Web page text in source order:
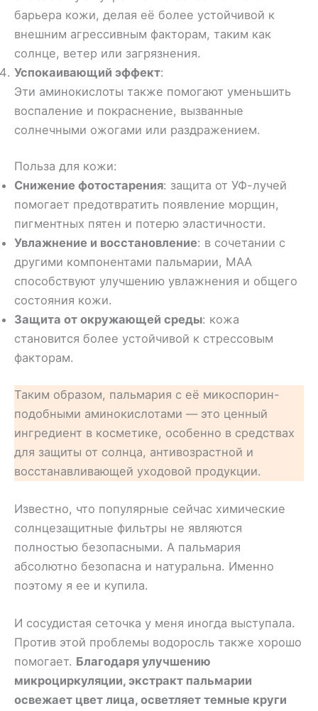
барьера кожи, делая её более устойчивой к
внешним агрессивным факторам, таким как
солнце, ветер или загрязнения.
Успокаивающий эффект:
Эти аминокислоты также помогают уменьшить
воспаление и покраснение, вызванные
солнечными ожогами или раздражением.
Польза для кожи:
Снижение фотостарения: защита от УФ-лучей
помогает предотвратить появление морщин,
пигментных пятен и потерю эластичности.
Увлажнение и восстановление: в сочетании с
другими компонентами пальмарии, МАА
способствуют улучшению увлажнения и общего
состояния кожи.
Защита от окружающей среды: кожа
становится более устойчивой к стрессовым
факторам.
Таким образом, пальмария с её микоспорин-
подобными аминокислотами — это ценный
ингредиент в косметике, особенно в средствах
для защиты от солнца, антивозрастной и
восстанавливающей уходовой продукции.
Известно, что популярные сейчас химические
солнцезащитные фильтры не являются
полностью безопасными. А пальмария
абсолютно безопасна и натуральна. Именно
поэтому я ее и купила.
И сосудистая сеточка у меня иногда выступала.
Против этой проблемы водоросль также хорошо
помогает. Благодаря улучшению
микроциркуляции, экстракт пальмарии
освежает цвет лица, осветляет темные круги